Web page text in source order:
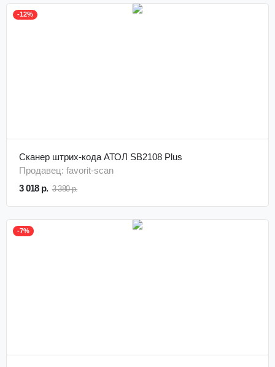
-12%
Сканер штрих-кода АТОЛ SB2108 Plus
Продавец: favorit-scan
3 018 р. 3 380 р.
-7%